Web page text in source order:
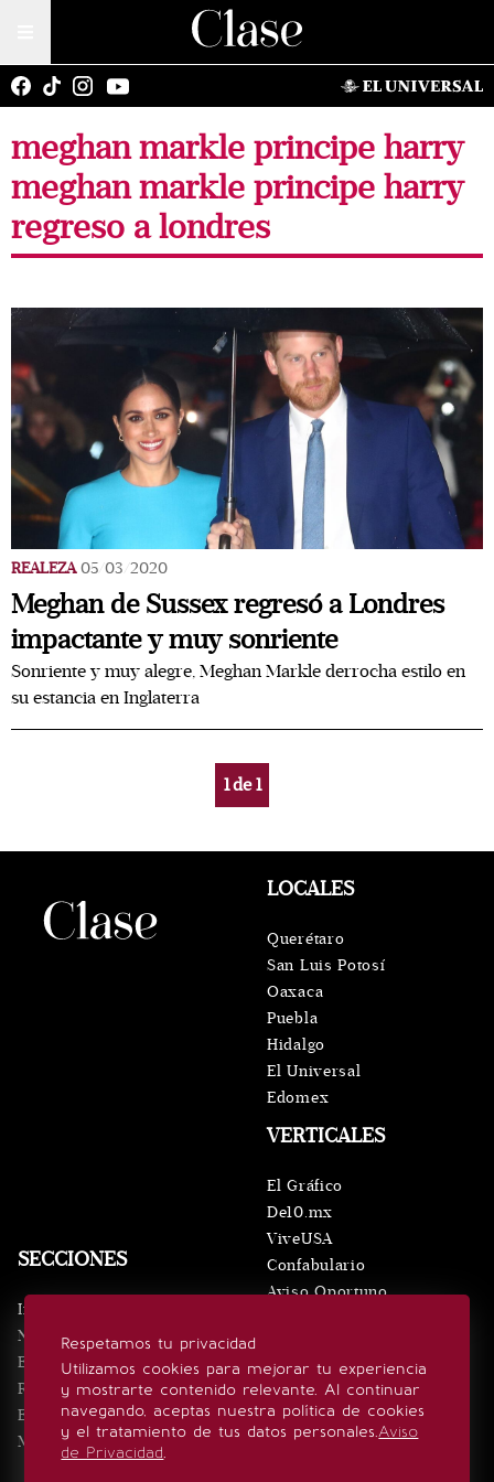
meghan markle principe harry
meghan markle principe harry
regreso a londres
REALEZA 05/03/2020
Meghan de Sussex regresó a Londres
impactante y muy sonriente
Sonriente y muy alegre, Meghan Markle derrocha estilo en
su estancia en Inglaterra
1de1
Respetamos tu privacidad
Utilizamos cookies para mejorar tu experiencia
y mostrarte contenido relevante. Al continuar
navegando, aceptas nuestra política de cookies
y el tratamiento de tus datos personales.Aviso
de Privacidad.
SECCIONES
Inicio
Noticias
Eventos
Realeza
Estilo de vida
Minuto x Minuto
VERTICALES
El Gráfico
De10.mx
ViveUSA
Confabulario
Aviso Oportuno
LOCALES
Querétaro
San Luis Potosí
Oaxaca
Puebla
Hidalgo
El Universal
Edomex
SÍGUENOS